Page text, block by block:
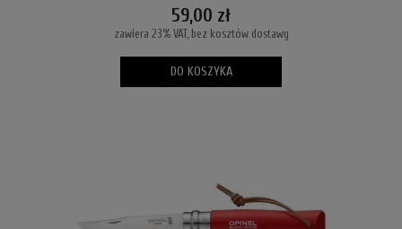
59,00 zł
zawiera 23% VAT, bez kosztów dostawy
DO KOSZYKA